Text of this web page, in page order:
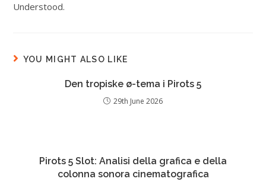
Understood.
YOU MIGHT ALSO LIKE
Den tropiske ø-tema i Pirots 5
29th June 2026
Pirots 5 Slot: Analisi della grafica e della
colonna sonora cinematografica